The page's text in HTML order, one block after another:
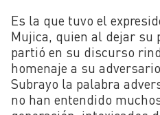
Es la que tuvo el
Mujica, quien al dejar su
partió en su discurso
homenaje a su
Subrayo la palabra
no han entendido